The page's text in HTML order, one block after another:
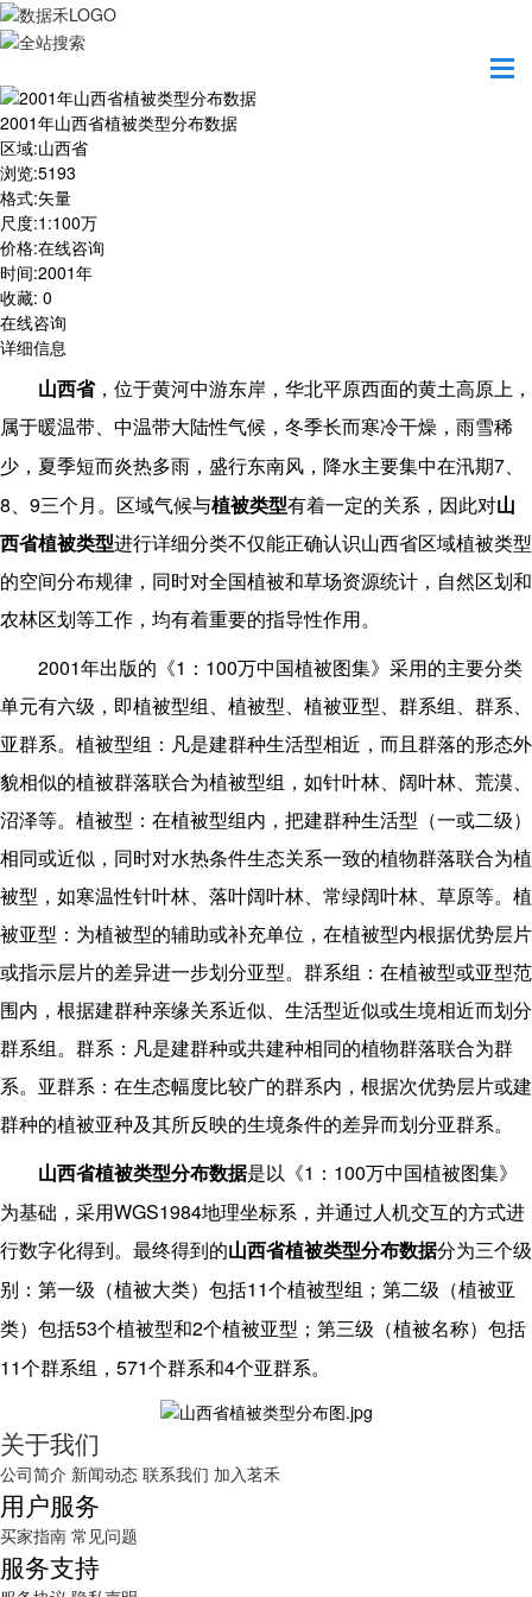
2001年山西省植被类型分布数据
区域:山西省
浏览:5193
格式:矢量
尺度:1:100万
价格:在线咨询
时间:2001年
收藏: 0
在线咨询
详细信息
山西省， 位于黄河中游东岸， 华北平原西面的黄土高原 上，
属于暖温带、中温带大陆性气候，冬季长而寒冷干燥，雨雪稀
少，夏季短而炎热多雨，盛行东南风，降水主要集中在汛期7
8 9三个月 。区域气候与植被类型有着一定的关系，因此对山
西省植被类型进行详细分类不仅能正确认识山西省区域植被类型
的空间分布规律，同时对全国植被和草场资源统计，自然区划和
农林区划等工作，均有着重要的指导性作用。
2001年出版的《1 ： 100万中国植被图集》采用的主要分类
单元有六级，即植被型组、植被型、植被亚型、群系组、群系、
亚群系。植被型组：凡是建群种生活型相近，而且群落的形态外
貌相似的植被群落联合为植被型组，如针叶林、阔叶林、荒漠、
沼泽等。植被型：在植被型组内，把建群种生活型（一或二级）
相同或近似，同时对水热条件生态关系一致的植物群落联合为植
被型，如寒温性针叶林、落叶阔叶林、常绿阔叶林、草原等。植
被亚型：为植被型的辅助或补充单位，在植被型内根据优势层片
或指示层片的差异进一步划分亚型。群系组：在植被型或亚型范
围内，根据建群种亲缘关系近似、生活型近似或生境相近而划分
群系组。群系：凡是建群种或共建种相同的植物群落联合为群
系。亚群系：在生态幅度比较广的群系内，根据次优势层片或建
群种的植被亚种及其所反映的生境条件的差异而划分亚群系。
山西省植被类型分布数据是以《1 ： 100万中国植被图集》
为基础，采用WGS1984地理坐标系，并通过人机交互的方式进
行数字化得到。最终得到的山西省植被类型分布数据分为三个级
别：第一级（植被大类）包括11个植被型组；第二级（植被亚
类）包括53个植被型和2个植被亚型；第三级（植被名称）包括
11个群系组， 571个群系和4个亚群系。
关于我们
公司简介 新闻动态 联系我们 加入茗禾
用户服务
买家指南 常见问题
服务支持